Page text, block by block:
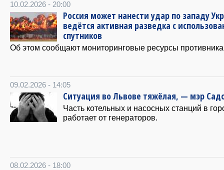
10.02.2026 - 20:00
Россия может нанести удар по западу
ведётся активная разведка с
спутников
Об этом сообщают мониторинговые ресурсы
09.02.2026 - 14:05
Ситуация во Львове тяжёлая, — мэр
Часть котельных и насосных станций в
работает от генераторов.
08.02.2026 - 18:00